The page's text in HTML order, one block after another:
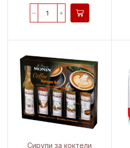
Сирупи за коктели